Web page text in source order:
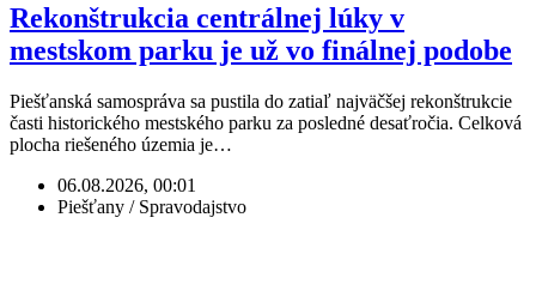
Rekonštrukcia centrálnej lúky v
mestskom parku je už vo finálnej podobe
Piešťanská samospráva sa pustila do zatiaľ najväčšej rekonštrukcie
časti historického mestského parku za posledné desaťročia. Celková
plocha riešeného územia je…
06.08.2026, 00:01
Piešťany / Spravodajstvo